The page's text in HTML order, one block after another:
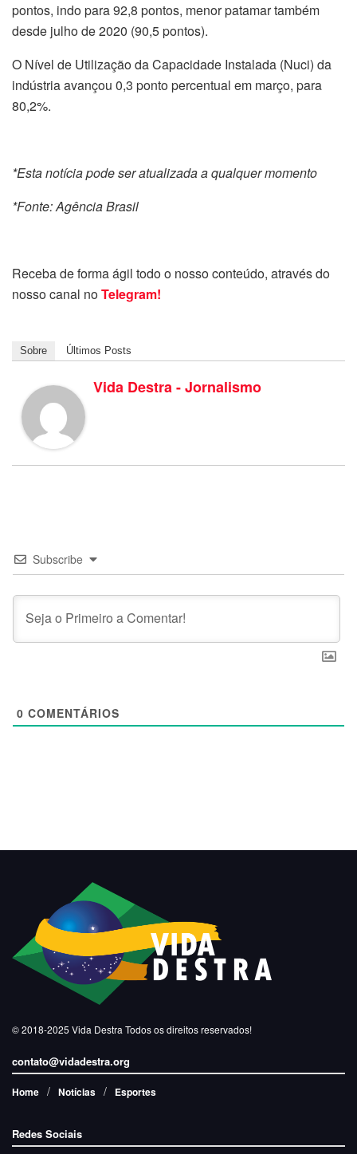
pontos, indo para 92,8 pontos, menor patamar também
desde julho de 2020 (90,5 pontos).
O Nível de Utilização da Capacidade Instalada (Nuci) da
indústria avançou 0,3 ponto percentual em março, para
80,2%.
*Esta notícia pode ser atualizada a qualquer momento
*Fonte: Agência Brasil
Receba de forma ágil todo o nosso conteúdo, através do
nosso canal noTelegram!
Sobre Últimos Posts
Vida Destra - Jornalismo
Subscribe
0 COMENTÁRIOS
© 2018-2025 Vida Destra Todos os direitos reservados!
contato@vidadestra.org
Home Notícias Esportes
Redes Sociais